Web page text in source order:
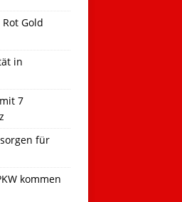
Gold
in
7
für
kommen